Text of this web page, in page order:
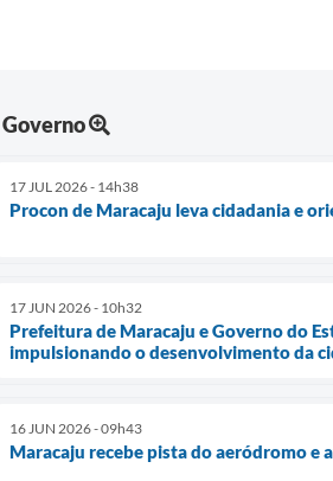
Governo
17 JUL 2026 - 14h38
Procon de Maracaju leva cidadania e
17 JUN 2026 - 10h32
Prefeitura de Maracaju e Governo do
impulsionando o desenvolvimento da
16 JUN 2026 - 09h43
Maracaju recebe pista do aeródromo e